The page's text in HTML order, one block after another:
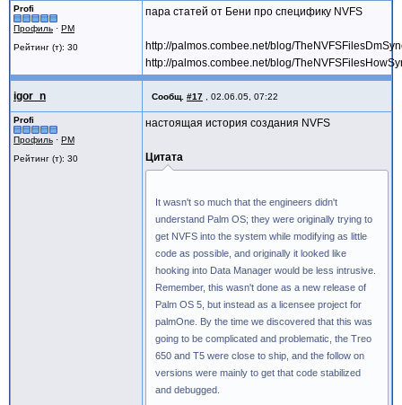
Profi
Профиль · PM
Рейтинг (т): 30
пара статей от Бени про специфику NVFS
http://palmos.combee.net/blog/
http://palmos.combee.net/blog/
igor_n Сообщ. #17 02.06.05, 07:22
Profi
Профиль · PM
Рейтинг (т): 30
настоящая история создания NVFS
Цитата
It wasn't so much that the engineers didn't
understand Palm OS; they were originally trying to
get NVFS into the system while modifying as little
code as possible, and originally it looked like
hooking into Data Manager would be less intrusive.
Remember, this wasn't done as a new release of
Palm OS 5, but instead as a licensee project for
palmOne. By the time we discovered that this was
going to be complicated and problematic, the Treo
650 and T5 were close to ship, and the follow on
versions were mainly to get that code stabilized
and debugged.